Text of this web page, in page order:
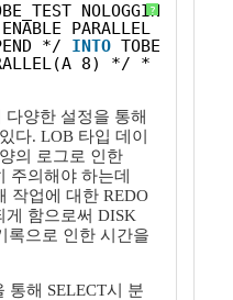
?
NOLOGGING;
PARALLEL DML;
*/ INTO TOBE_TEST
8) */ *
다양한 설정을 통해
다. LOB 타입 데이
의 로그로 인한
주의해야 하는데
작업에 대한 REDO
게 함으로써 DISK
록으로 인한 시간을
통해 SELECT시 분